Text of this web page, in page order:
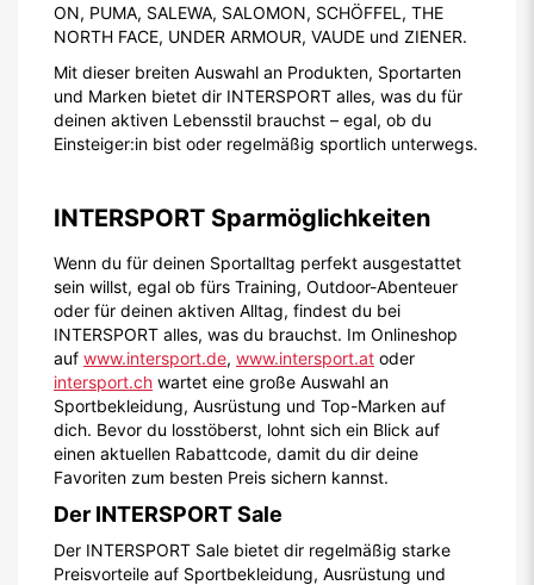
ON, PUMA, SALEWA, SALOMON, SCHÖFFEL, THE
NORTH FACE, UNDER ARMOUR, VAUDE und ZIENER.
Mit dieser breiten Auswahl an Produkten, Sportarten
und Marken bietet dir INTERSPORT alles, was du für
deinen aktiven Lebensstil brauchst – egal, ob du
Einsteiger:in bist oder regelmäßig sportlich unterwegs.
INTERSPORT Sparmöglichkeiten
Wenn du für deinen Sportalltag perfekt ausgestattet
sein willst, egal ob fürs Training, Outdoor-Abenteuer
oder für deinen aktiven Alltag, findest du bei
INTERSPORT alles, was du brauchst. Im Onlineshop
auf www.intersport.de, www.intersport.at oder
intersport.ch wartet eine große Auswahl an
Sportbekleidung, Ausrüstung und Top-Marken auf
dich. Bevor du losstöberst, lohnt sich ein Blick auf
einen aktuellen Rabattcode, damit du dir deine
Favoriten zum besten Preis sichern kannst.
Der INTERSPORT Sale
Der INTERSPORT Sale bietet dir regelmäßig starke
Preisvorteile auf Sportbekleidung, Ausrüstung und